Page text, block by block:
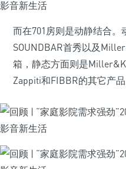
而在701房则是动静结合。
SOUNDBAR首秀以及
箱，静态方面则是
Zappiti和FIBBR的其它产品